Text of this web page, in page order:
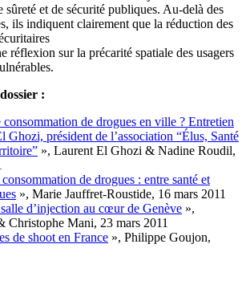
sûreté et de sécurité publiques. Au-delà des
ils indiquent clairement que la réduction des
réflexion sur la précarité spatiale des usagers
:
consommation de drogues en ville ? Entretien
Ghozi, président de l’association “Élus, Santé
», Laurent El Ghozi & Nadine Roudil,
de drogues : entre santé et
», Marie Jauffret-Roustide, 16 mars 2011
d’injection au cœur de Genève »,
Christophe Mani, 23 mars 2011
de shoot en France », Philippe Goujon,